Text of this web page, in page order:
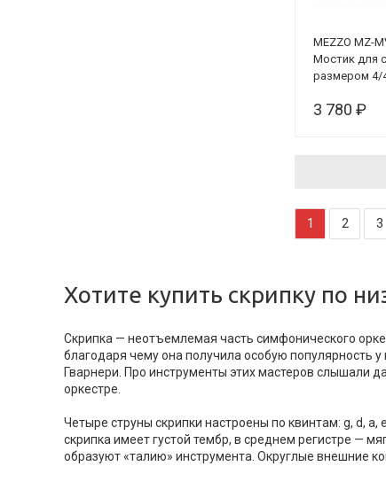
MEZZO MZ-
Мостик для
размером 4/
3 780 ₽
1 2 3
Хотите купить скрипку по
Скрипка — неотъемлемая часть симфонического
благодаря чему она получила особую популярность
Гварнери. Про инструменты этих мастеров слышали
оркестре.
Четыре струны скрипки настроены по квинтам: g, d,
скрипка имеет густой тембр, в среднем регистре —
образуют «талию» инструмента. Округлые внешние